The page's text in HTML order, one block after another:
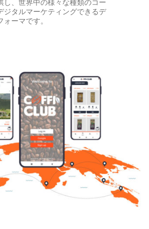
し、世界中の様々な種類のコー
ジタルマーケティングできるデ
ーマです。